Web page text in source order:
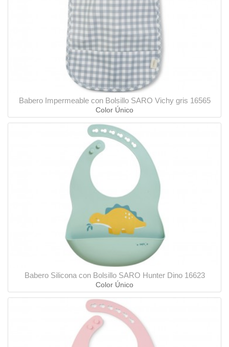
Babero Impermeable con Bolsillo SARO Vichy gris 16565
Color Único
Babero Silicona con Bolsillo SARO Hunter Dino 16623
Color Único